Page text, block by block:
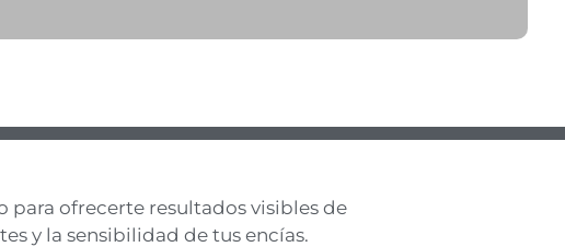
para ofrecerte resultados visibles de
y la sensibilidad de tus encías.